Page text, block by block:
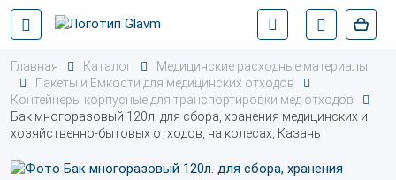
Главная Каталог
Медицинские расходные материалы
Пакеты и Емкости для медицинских отходов
Контейнеры корпусные для транспортировки мед отходов
Бак многоразовый 120л. для сбора, хранения медицинских и
хозяйственно-бытовых отходов, на колесах, Казань